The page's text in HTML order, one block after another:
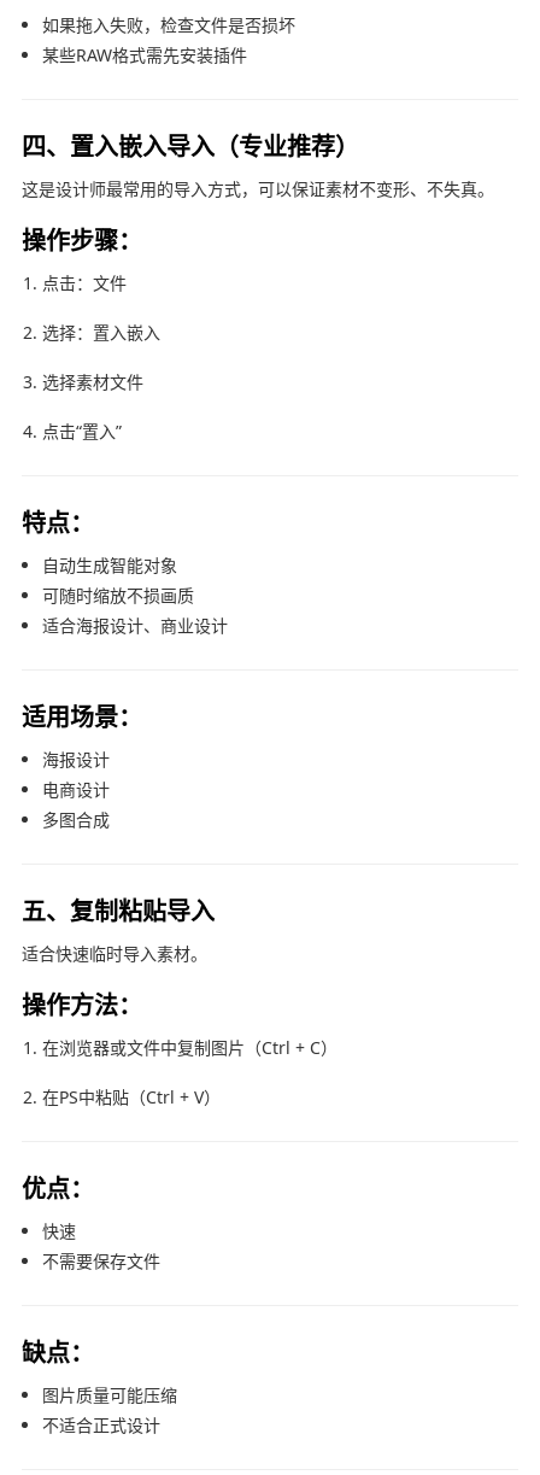
如果拖入失败，检查文件是否损坏
某些RAW格式需先安装插件
四、置入嵌入导入（专业推荐）
这是设计师最常用的导入方式，可以保证素材不变形、不失真。
操作步骤：
点击：文件
选择：置入嵌入
选择素材文件
点击“置入”
特点：
自动生成智能对象
可随时缩放不损画质
适合海报设计、商业设计
适用场景：
海报设计
电商设计
多图合成
五、复制粘贴导入
适合快速临时导入素材。
操作方法：
在浏览器或文件中复制图片（Ctrl + C）
在PS中粘贴（Ctrl + V）
优点：
快速
不需要保存文件
缺点：
图片质量可能压缩
不适合正式设计